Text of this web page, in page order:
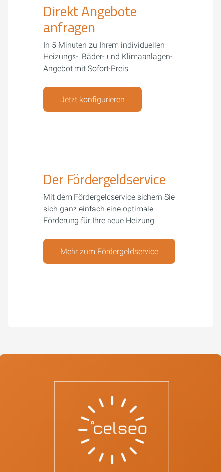
Direkt Angebote
anfragen
In 5 Minuten zu Ihrem individuellen
Heizungs-, Bäder- und Klimaanlagen-
Angebot mit Sofort-Preis.
Jetzt konfigurieren
Der Fördergeldservice
Mit dem Fördergeldservice sichern Sie
sich ganz einfach eine optimale
Förderung für Ihre neue Heizung.
Mehr zum Fördergeldservice